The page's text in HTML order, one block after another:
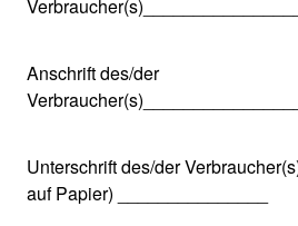
Anschrift des/der
Unterschrift des/der
auf Papier) _______________